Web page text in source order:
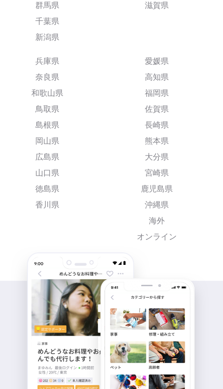
群馬県
千葉県
新潟県
滋賀県
兵庫県
奈良県
和歌山県
鳥取県
島根県
岡山県
広島県
山口県
徳島県
香川県
愛媛県
高知県
福岡県
佐賀県
長崎県
熊本県
大分県
宮崎県
鹿児島県
沖縄県
海外
オンライン